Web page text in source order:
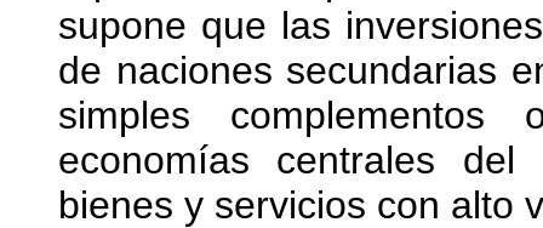
supone que las
de naciones secundarias
simples
economías centrales
bienes y servicios con alto